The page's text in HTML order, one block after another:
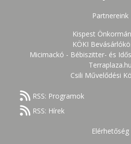
Partnereink
Kispest
KÖKI
Micimackó - Bébiszitter- és
Terraplaza.hu
Csili Művelődési
RSS: Programok
RSS: Hírek
Elérhetőség